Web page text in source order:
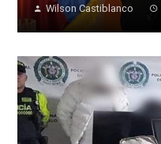
Wilson Castiblanco